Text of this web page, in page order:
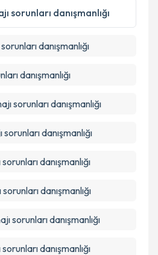
sorunları danışmanlığı
danışmanlığı
danışmanlığı
sorunları danışmanlığı
danışmanlığı
danışmanlığı
danışmanlığı
sorunları danışmanlığı
danışmanlığı